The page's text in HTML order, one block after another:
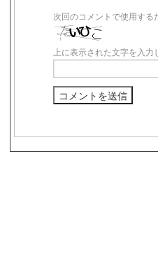
次回のコメントで使用す
上に表示された文字を入力
s3